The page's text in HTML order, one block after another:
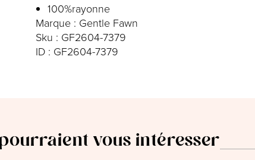
100%rayonne
Marque : Gentle Fawn
Sku : GF2604-7379
ID : GF2604-7379
vous intéresser